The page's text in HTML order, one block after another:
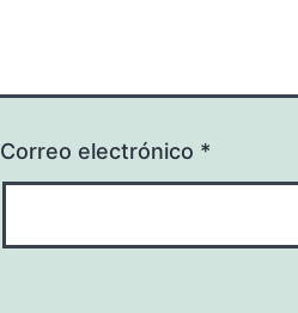
Correo electrónico *